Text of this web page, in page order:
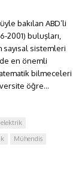
bakılan ABD’li
2001) buluşları,
sistemleri
en önemli
bilmeceleri
öğre...
elektrik
Mühendis